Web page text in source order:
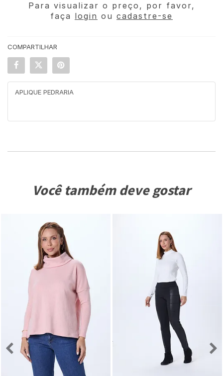
Para visualizar o preço, por favor,
faça login ou cadastre-se
COMPARTILHAR
APLIQUE PEDRARIA
Você também deve gostar